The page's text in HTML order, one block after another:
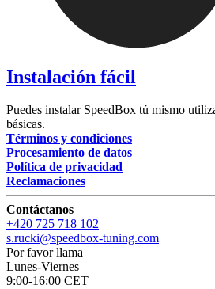
Instalación fácil
Puedes instalar SpeedBox tú mismo
básicas.
Términos y condiciones
Procesamiento de datos
Política de privacidad
Reclamaciones
Contáctanos
+420 725 718 102
s.rucki@speedbox-tuning.com
Por favor llama
Lunes-Viernes
9:00-16:00 CET